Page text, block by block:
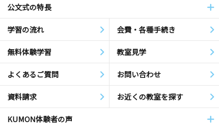
公文式の特長
学習の流れ 会費・各種手続き
無料体験学習 教室見学
よくあるご質問 お問い合わせ
資料請求 お近くの教室を探す
KUMON体験者の声